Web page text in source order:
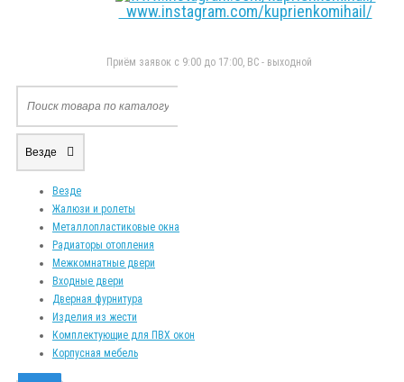
www.instagram.com/kuprienkomihail/
Приём заявок с 9:00 до 17:00, ВС - выходной
Везде
Везде
Жалюзи и ролеты
Металлопластиковые окна
Радиаторы отопления
Межкомнатные двери
Входные двери
Дверная фурнитура
Изделия из жести
Комплектующие для ПВХ окон
Корпусная мебель